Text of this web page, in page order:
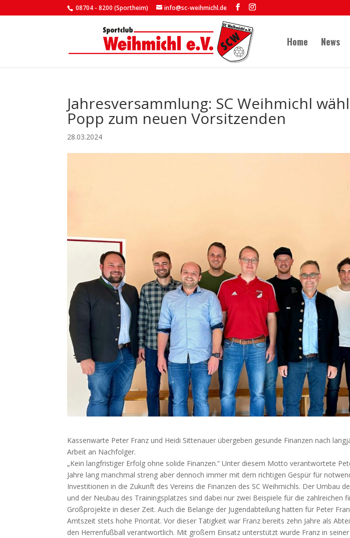
08704 - 8200 (Sportheim) info@sc-weihmichl.de
Home News
Jahresversammlung: SC Weihmichl
Popp zum neuen Vorsitzenden
28.03.2024
Kassenwarte Peter Franz und Heidi Sittenauer übergeben gesunde Finanzen nach
Arbeit an Nachfolger.
„Kein langfristiger Erfolg ohne solide Finanzen.“ Unter diesem Motto verantwortete
Jahre lang manchmal streng aber dennoch immer mit dem richtigen Gespür für
Investitionen in die Zukunft des Vereins die Finanzen des SC Weihmichls. Der Umbau
und der Neubau des Trainingsplatzes sind dabei nur zwei Beispiele für die zahlreichen
Großprojekte in dieser Zeit. Auch die Belange der Jugendabteilung hatten für Peter
Amtszeit stets hohe Priorität. Vor dieser Tätigkeit war Franz bereits zehn Jahre als
den Herrenfußball verantwortlich. Mit großem Einsatz unterstützt wurde Franz in seiner